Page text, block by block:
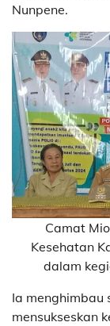
Nunpene.
Camat
Kesehatan
dalam
Ia menghimbau
mensukseskan